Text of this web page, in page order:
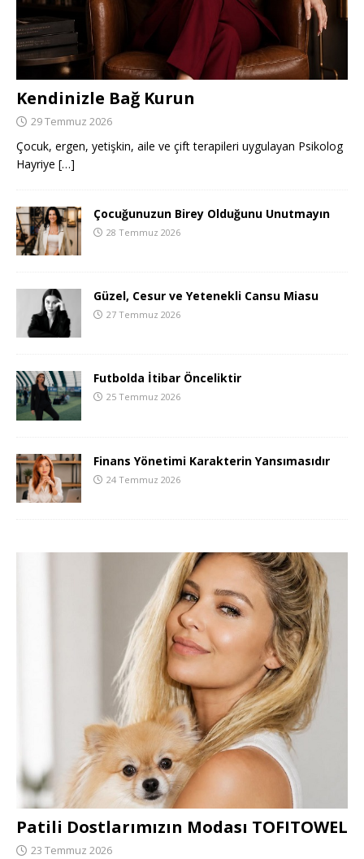
Kendinizle Bağ Kurun
29 Temmuz 2026
Çocuk, ergen, yetişkin, aile ve çift terapileri uygulayan Psikolog
Hayriye […]
Çocuğunuzun Birey Olduğunu Unutmayın
28 Temmuz 2026
Güzel, Cesur ve Yetenekli Cansu Miasu
27 Temmuz 2026
Futbolda İtibar Önceliktir
25 Temmuz 2026
Finans Yönetimi Karakterin Yansımasıdır
24 Temmuz 2026
Patili Dostlarımızın Modası TOFITOWEL
23 Temmuz 2026